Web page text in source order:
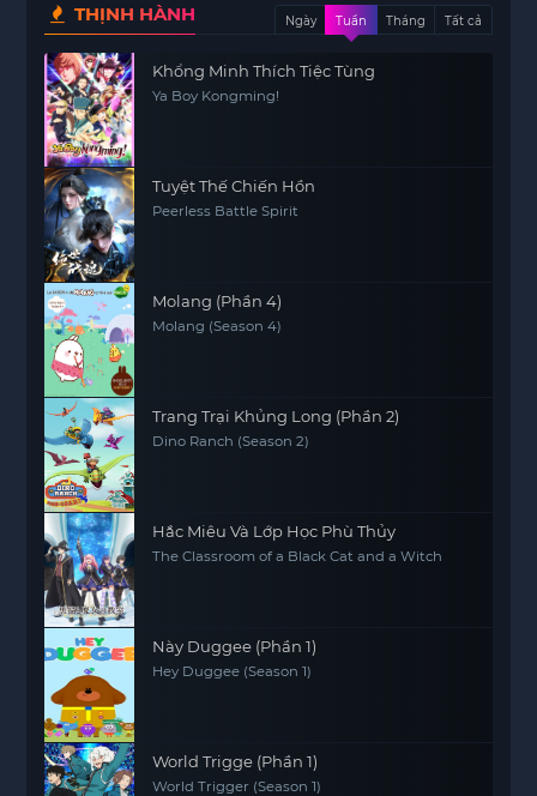
THỊNH HÀNH Ngày Tuần Tháng Tất cả
Khổng Minh Thích Tiệc Tùng
Ya Boy Kongming!
Tuyệt Thế Chiến Hồn
Peerless Battle Spirit
Molang (Phần 4)
Molang (Season 4)
Trang Trại Khủng Long (Phần 2)
Dino Ranch (Season 2)
Hắc Miêu Và Lớp Học Phù Thủy
The Classroom of a Black Cat and a Witch
Này Duggee (Phần 1)
Hey Duggee (Season 1)
World Trigge (Phần 1)
World Trigger (Season 1)